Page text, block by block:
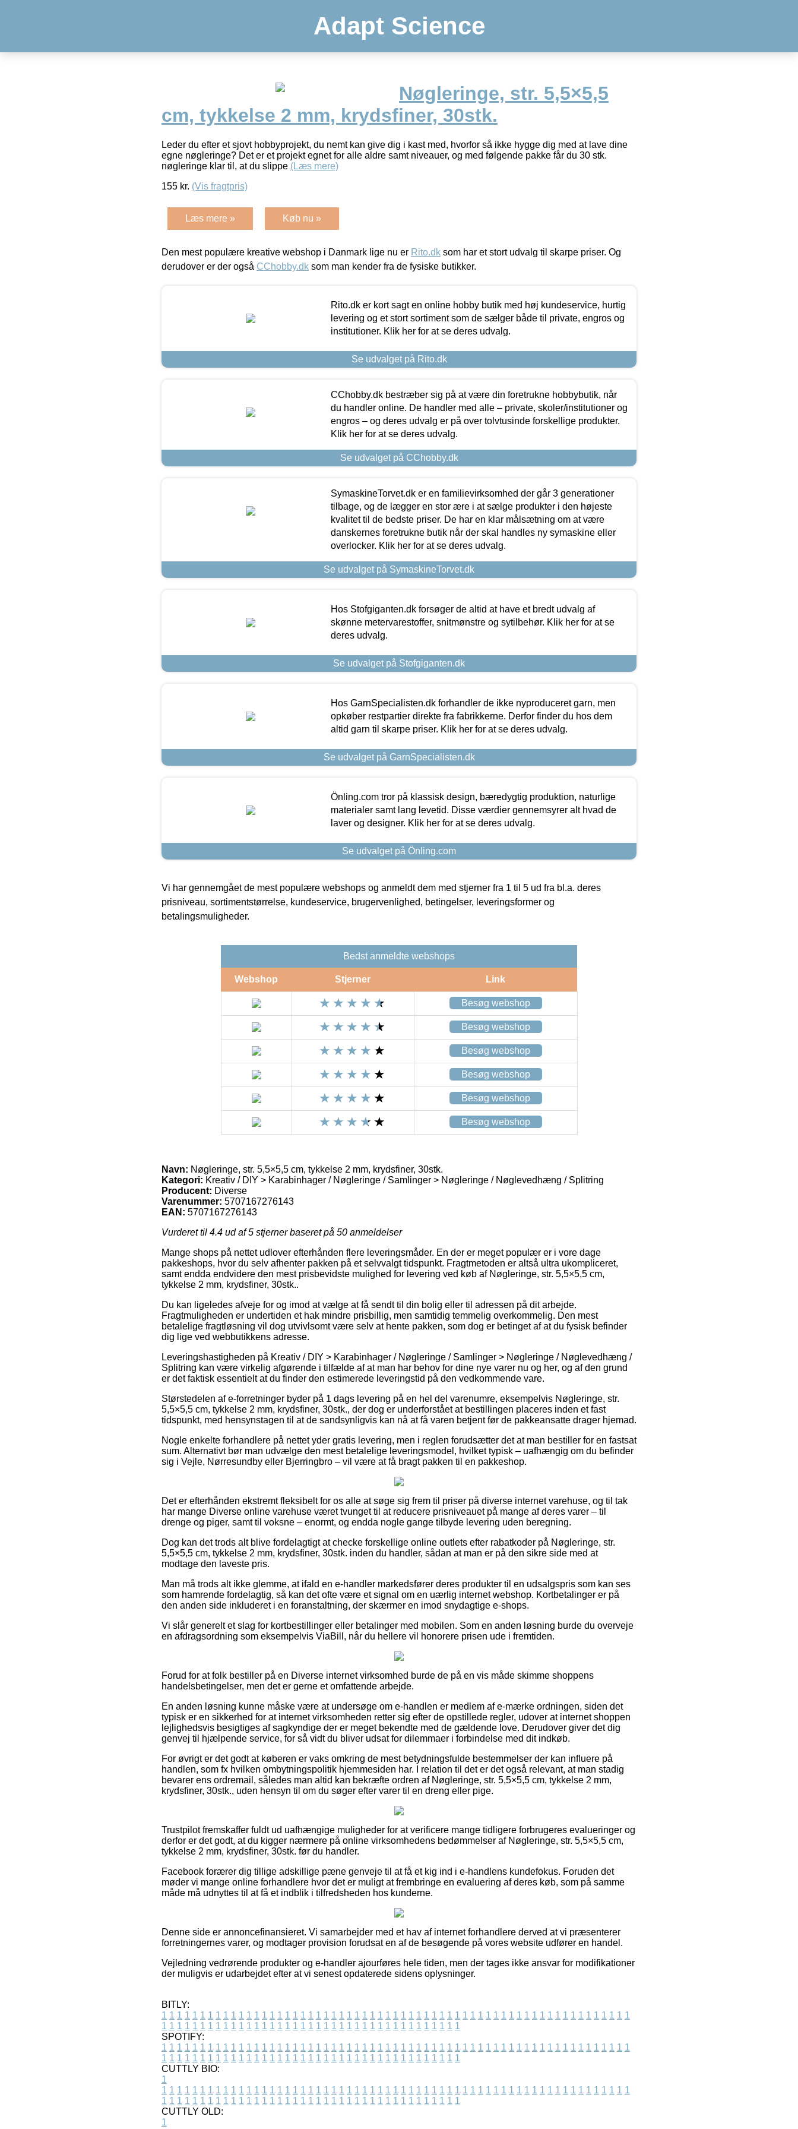
Adapt Science
Nøgleringe, str. 5,5×5,5
cm, tykkelse 2 mm, krydsfiner, 30stk.
Leder du efter et sjovt hobbyprojekt, du nemt kan give dig i kast med, hvorfor så ikke hygge dig med at lave dine
egne nøgleringe? Det er et projekt egnet for alle aldre samt niveauer, og med følgende pakke får du 30 stk.
nøgleringe klar til, at du slippe (Læs mere)
155 kr. (Vis fragtpris)
Læs mere » Køb nu »
Den mest populære kreative webshop i Danmark lige nu er Rito.dk som har et stort udvalg til skarpe priser. Og
derudover er der også CChobby.dk som man kender fra de fysiske butikker.
Rito.dk er kort sagt en online hobby butik med høj kundeservice, hurtig
levering og et stort sortiment som de sælger både til private, engros og
institutioner. Klik her for at se deres udvalg.
Se udvalget på Rito.dk
CChobby.dk bestræber sig på at være din foretrukne hobbybutik, når
du handler online. De handler med alle – private, skoler/institutioner og
engros – og deres udvalg er på over tolvtusinde forskellige produkter.
Klik her for at se deres udvalg.
Se udvalget på CChobby.dk
SymaskineTorvet.dk er en familievirksomhed der går 3 generationer
tilbage, og de lægger en stor ære i at sælge produkter i den højeste
kvalitet til de bedste priser. De har en klar målsætning om at være
danskernes foretrukne butik når der skal handles ny symaskine eller
overlocker. Klik her for at se deres udvalg.
Se udvalget på SymaskineTorvet.dk
Hos Stofgiganten.dk forsøger de altid at have et bredt udvalg af
skønne metervarestoffer, snitmønstre og sytilbehør. Klik her for at se
deres udvalg.
Se udvalget på Stofgiganten.dk
Hos GarnSpecialisten.dk forhandler de ikke nyproduceret garn, men
opkøber restpartier direkte fra fabrikkerne. Derfor finder du hos dem
altid garn til skarpe priser. Klik her for at se deres udvalg.
Se udvalget på GarnSpecialisten.dk
Önling.com tror på klassisk design, bæredygtig produktion, naturlige
materialer samt lang levetid. Disse værdier gennemsyrer alt hvad de
laver og designer. Klik her for at se deres udvalg.
Se udvalget på Önling.com
Vi har gennemgået de mest populære webshops og anmeldt dem med stjerner fra 1 til 5 ud fra bl.a. deres
prisniveau, sortimentstørrelse, kundeservice, brugervenlighed, betingelser, leveringsformer og
betalingsmuligheder.
Bedst anmeldte webshops
Webshop Stjerner Link
Besøg webshop
Besøg webshop
Besøg webshop
Besøg webshop
Besøg webshop
Besøg webshop
Navn: Nøgleringe, str. 5,5×5,5 cm, tykkelse 2 mm, krydsfiner, 30stk.
Kategori: Kreativ / DIY > Karabinhager / Nøgleringe / Samlinger > Nøgleringe / Nøglevedhæng / Splitring
Producent: Diverse
Varenummer: 5707167276143
EAN: 5707167276143
Vurderet til 4.4 ud af 5 stjerner baseret på 50 anmeldelser
Mange shops på nettet udlover efterhånden flere leveringsmåder. En der er meget populær er i vore dage
pakkeshops, hvor du selv afhenter pakken på et selvvalgt tidspunkt. Fragtmetoden er altså ultra ukompliceret,
samt endda endvidere den mest prisbevidste mulighed for levering ved køb af Nøgleringe, str. 5,5×5,5 cm,
tykkelse 2 mm, krydsfiner, 30stk..
Du kan ligeledes afveje for og imod at vælge at få sendt til din bolig eller til adressen på dit arbejde.
Fragtmuligheden er undertiden et hak mindre prisbillig, men samtidig temmelig overkommelig. Den mest
betalelige fragtløsning vil dog utvivlsomt være selv at hente pakken, som dog er betinget af at du fysisk befinder
dig lige ved webbutikkens adresse.
Leveringshastigheden på Kreativ / DIY > Karabinhager / Nøgleringe / Samlinger > Nøgleringe / Nøglevedhæng /
Splitring kan være virkelig afgørende i tilfælde af at man har behov for dine nye varer nu og her, og af den grund
er det faktisk essentielt at du finder den estimerede leveringstid på den vedkommende vare.
Størstedelen af e-forretninger byder på 1 dags levering på en hel del varenumre, eksempelvis Nøgleringe, str.
5,5×5,5 cm, tykkelse 2 mm, krydsfiner, 30stk., der dog er underforstået at bestillingen placeres inden et fast
tidspunkt, med hensynstagen til at de sandsynligvis kan nå at få varen betjent før de pakkeansatte drager hjemad.
Nogle enkelte forhandlere på nettet yder gratis levering, men i reglen forudsætter det at man bestiller for en fastsat
sum. Alternativt bør man udvælge den mest betalelige leveringsmodel, hvilket typisk – uafhængig om du befinder
sig i Vejle, Nørresundby eller Bjerringbro – vil være at få bragt pakken til en pakkeshop.
Det er efterhånden ekstremt fleksibelt for os alle at søge sig frem til priser på diverse internet varehuse, og til tak
har mange Diverse online varehuse været tvunget til at reducere prisniveauet på mange af deres varer – til
drenge og piger, samt til voksne – enormt, og endda nogle gange tilbyde levering uden beregning.
Dog kan det trods alt blive fordelagtigt at checke forskellige online outlets efter rabatkoder på Nøgleringe, str.
5,5×5,5 cm, tykkelse 2 mm, krydsfiner, 30stk. inden du handler, sådan at man er på den sikre side med at
modtage den laveste pris.
Man må trods alt ikke glemme, at ifald en e-handler markedsfører deres produkter til en udsalgspris som kan ses
som hamrende fordelagtig, så kan det ofte være et signal om en uærlig internet webshop. Kortbetalinger er på
den anden side inkluderet i en foranstaltning, der skærmer en imod snydagtige e-shops.
Vi slår generelt et slag for kortbestillinger eller betalinger med mobilen. Som en anden løsning burde du overveje
en afdragsordning som eksempelvis ViaBill, når du hellere vil honorere prisen ude i fremtiden.
Forud for at folk bestiller på en Diverse internet virksomhed burde de på en vis måde skimme shoppens
handelsbetingelser, men det er gerne et omfattende arbejde.
En anden løsning kunne måske være at undersøge om e-handlen er medlem af e-mærke ordningen, siden det
typisk er en sikkerhed for at internet virksomheden retter sig efter de opstillede regler, udover at internet shoppen
lejlighedsvis besigtiges af sagkyndige der er meget bekendte med de gældende love. Derudover giver det dig
genvej til hjælpende service, for så vidt du bliver udsat for dilemmaer i forbindelse med dit indkøb.
For øvrigt er det godt at køberen er vaks omkring de mest betydningsfulde bestemmelser der kan influere på
handlen, som fx hvilken ombytningspolitik hjemmesiden har. I relation til det er det også relevant, at man stadig
bevarer ens ordremail, således man altid kan bekræfte ordren af Nøgleringe, str. 5,5×5,5 cm, tykkelse 2 mm,
krydsfiner, 30stk., uden hensyn til om du søger efter varer til en dreng eller pige.
Trustpilot fremskaffer fuldt ud uafhængige muligheder for at verificere mange tidligere forbrugeres evalueringer og
derfor er det godt, at du kigger nærmere på online virksomhedens bedømmelser af Nøgleringe, str. 5,5×5,5 cm,
tykkelse 2 mm, krydsfiner, 30stk. før du handler.
Facebook forærer dig tillige adskillige pæne genveje til at få et kig ind i e-handlens kundefokus. Foruden det
møder vi mange online forhandlere hvor det er muligt at frembringe en evaluering af deres køb, som på samme
måde må udnyttes til at få et indblik i tilfredsheden hos kunderne.
Denne side er annoncefinansieret. Vi samarbejder med et hav af internet forhandlere derved at vi præsenterer
forretningernes varer, og modtager provision forudsat en af de besøgende på vores website udfører en handel.
Vejledning vedrørende produkter og e-handler ajourføres hele tiden, men der tages ikke ansvar for modifikationer
der muligvis er udarbejdet efter at vi senest opdaterede sidens oplysninger.
BITLY:
1 1 1 1 1 1 1 1 1 1 1 1 1 1 1 1 1 1 1 1 1 1 1 1 1 1 1 1 1 1 1 1 1 1 1 1 1 1 1 1 1 1 1 1 1 1 1 1 1 1 1 1 1 1 1 1 1 1 1 1 1
1 1 1 1 1 1 1 1 1 1 1 1 1 1 1 1 1 1 1 1 1 1 1 1 1 1 1 1 1 1 1 1 1 1 1 1 1 1 1
SPOTIFY:
1 1 1 1 1 1 1 1 1 1 1 1 1 1 1 1 1 1 1 1 1 1 1 1 1 1 1 1 1 1 1 1 1 1 1 1 1 1 1 1 1 1 1 1 1 1 1 1 1 1 1 1 1 1 1 1 1 1 1 1 1
1 1 1 1 1 1 1 1 1 1 1 1 1 1 1 1 1 1 1 1 1 1 1 1 1 1 1 1 1 1 1 1 1 1 1 1 1 1 1
CUTTLY BIO:
1
1 1 1 1 1 1 1 1 1 1 1 1 1 1 1 1 1 1 1 1 1 1 1 1 1 1 1 1 1 1 1 1 1 1 1 1 1 1 1 1 1 1 1 1 1 1 1 1 1 1 1 1 1 1 1 1 1 1 1 1 1
1 1 1 1 1 1 1 1 1 1 1 1 1 1 1 1 1 1 1 1 1 1 1 1 1 1 1 1 1 1 1 1 1 1 1 1 1 1 1
CUTTLY OLD:
1